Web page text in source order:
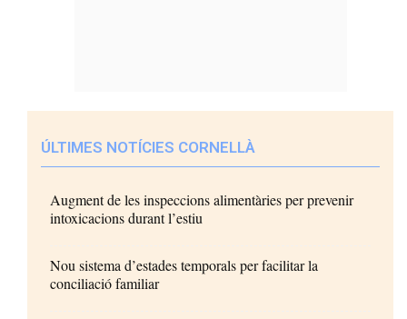
ÚLTIMES NOTÍCIES CORNELLÀ
Augment de les inspeccions alimentàries per prevenir
intoxicacions durant l’estiu
Nou sistema d’estades temporals per facilitar la
conciliació familiar